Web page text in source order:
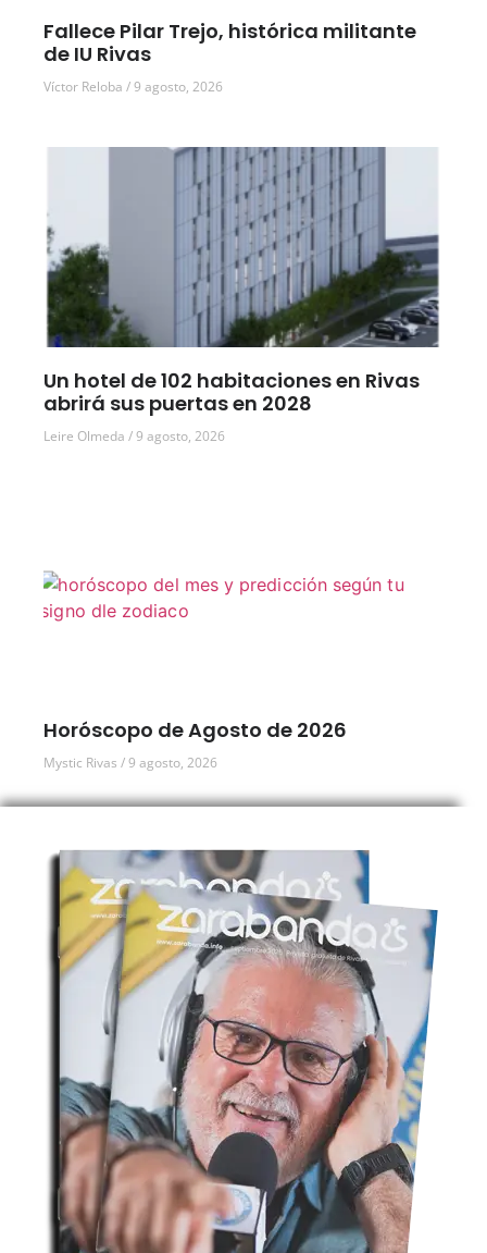
Fallece Pilar Trejo, histórica militante
de IU Rivas
Víctor Reloba 9 agosto, 2026
Un hotel de 102 habitaciones en Rivas
abrirá sus puertas en 2028
Leire Olmeda 9 agosto, 2026
Horóscopo de Agosto de 2026
Mystic Rivas 9 agosto, 2026